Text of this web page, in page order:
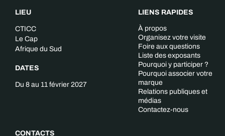
LIEU
CTICC
Le Cap
Afrique du Sud
DATES
Du 8 au 11 février 2027
CONTACTS
LIENS RAPIDES
À propos
Organisez votre visite
Foire aux questions
Liste des exposants
Pourquoi y participer ?
Pourquoi associer votre
marque
Relations publiques et
médias
Contactez-nous